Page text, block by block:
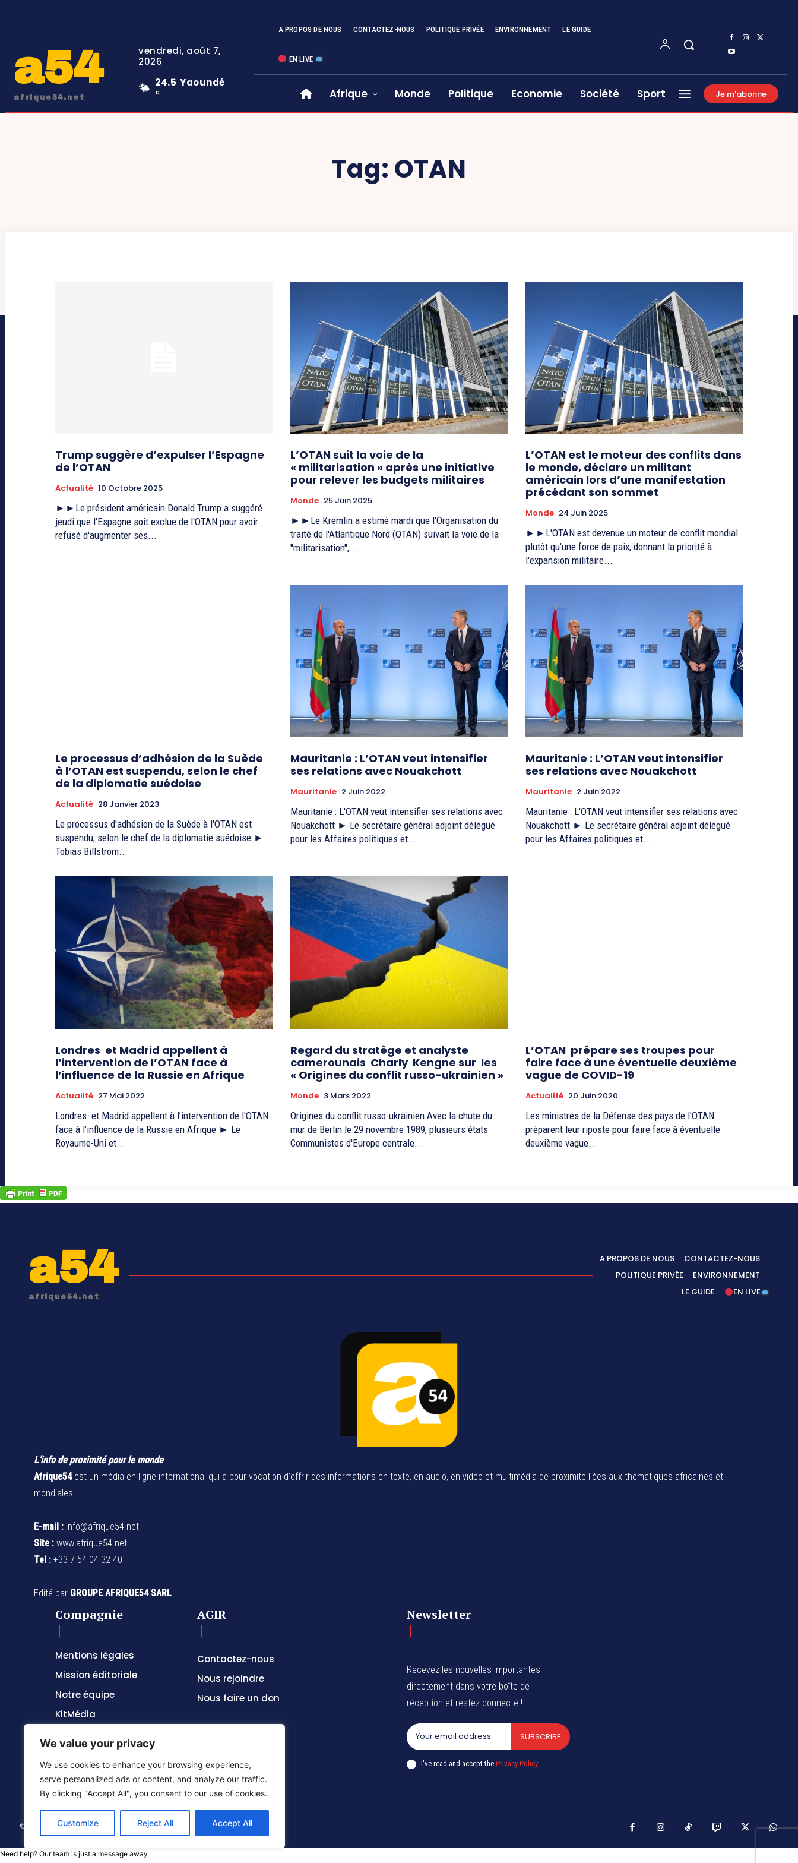
We value your privacy
We use cookies to enhance your browsing experience,
serve personalized ads or content, and analyze our traffic.
By clicking "Accept All", you consent to our use of cookies.
Customize Reject All Accept All
a54
afrique54.net
vendredi, août 7,
2026
24.5
C
Yaoundé
A PROPOS DE NOUS CONTACTEZ-NOUS POLITIQUE PRIVÉE ENVIRONNEMENT LE GUIDE
EN LIVE
Afrique Monde Politique Economie Société Sport Je m'abonne
Tag: OTAN
Trump suggère d’expulser l’Espagne
de l’OTAN
Actualité 10 Octobre 2025
►►Le président américain Donald Trump a suggéré
jeudi que l'Espagne soit exclue de l'OTAN pour avoir
refusé d'augmenter ses...
L’OTAN suit la voie de la
« militarisation » après une initiative
pour relever les budgets militaires
Monde 25 Juin 2025
►►Le Kremlin a estimé mardi que l'Organisation du
traité de l'Atlantique Nord (OTAN) suivait la voie de la
"militarisation",...
L’OTAN est le moteur des conflits dans
le monde, déclare un militant
américain lors d’une manifestation
précédant son sommet
Monde 24 Juin 2025
►►L'OTAN est devenue un moteur de conflit mondial
plutôt qu'une force de paix, donnant la priorité à
l'expansion militaire...
Le processus d’adhésion de la Suède
à l’OTAN est suspendu, selon le chef
de la diplomatie suédoise
Actualité 28 Janvier 2023
Le processus d'adhésion de la Suède à l'OTAN est
suspendu, selon le chef de la diplomatie suédoise ►
Tobias Billstrom...
Mauritanie : L’OTAN veut intensifier
ses relations avec Nouakchott
Mauritanie 2 Juin 2022
Mauritanie : L'OTAN veut intensifier ses relations avec
Nouakchott ► Le secrétaire général adjoint délégué
pour les Affaires politiques et...
Mauritanie : L’OTAN veut intensifier
ses relations avec Nouakchott
Mauritanie 2 Juin 2022
Mauritanie : L'OTAN veut intensifier ses relations avec
Nouakchott ► Le secrétaire général adjoint délégué
pour les Affaires politiques et...
Londres et Madrid appellent à
l’intervention de l’OTAN face à
l’influence de la Russie en Afrique
Actualité 27 Mai 2022
Londres et Madrid appellent à l’intervention de l'OTAN
face à l’influence de la Russie en Afrique ► Le
Royaume-Uni et...
Regard du stratège et analyste
camerounais Charly Kengne sur les
« Origines du conflit russo-ukrainien »
Monde 3 Mars 2022
Origines du conflit russo-ukrainien Avec la chute du
mur de Berlin le 29 novembre 1989, plusieurs états
Communistes d'Europe centrale...
L’OTAN prépare ses troupes pour
faire face à une éventuelle deuxième
vague de COVID-19
Actualité 20 Juin 2020
Les ministres de la Défense des pays de l'OTAN
préparent leur riposte pour faire face à éventuelle
deuxième vague...
a54
afrique54.net
A PROPOS DE NOUS
CONTACTEZ-NOUS
POLITIQUE PRIVÉE
ENVIRONNEMENT
LE GUIDE
EN LIVE
L’info de proximité pour le monde
Afrique54est un média en ligne international qui a pour vocation d'offrir des informations en texte, en audio, en vidéo et multimédia de proximité liées aux thématiques africaines et
mondiales.
E-mail : info@afrique54.net
Site : www.afrique54.net
Tel : +33 7 54 04 32 40
Edité par GROUPE AFRIQUE54 SARL
Compagnie
Mentions légales
Mission éditoriale
Notre équipe
KitMédia
AGIR
Contactez-nous
Nous rejoindre
Nous faire un don
Newsletter
Recevez les nouvelles importantes
directement dans votre boîte de
réception et restez connecté !
SUBSCRIBE
I've read and accept the Privacy Policy.
© 2024 Tous les droits reservés - Groupe Afrique54 SARL
Need help? Our team is just a message away